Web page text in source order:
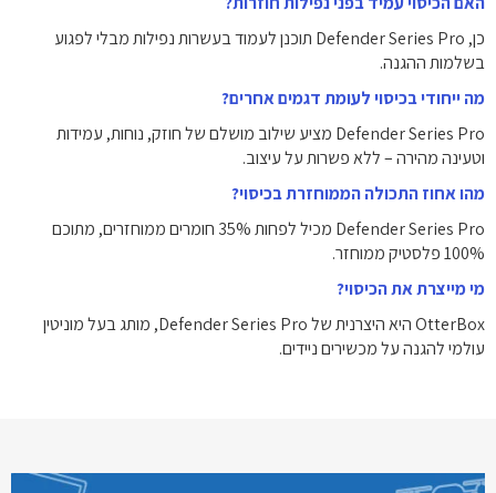
כן, Defender Series Pro תוכנן לעמוד בעשרות נפילות מבלי לפגוע
בשלמות ההגנה.
מה ייחודי בכיסוי לעומת דגמים אחרים?
Defender Series Pro מציע שילוב מושלם של חוזק, נוחות, עמידות
וטעינה מהירה – ללא פשרות על עיצוב.
מהו אחוז התכולה הממוחזרת בכיסוי?
Defender Series Pro מכיל לפחות 35% חומרים ממוחזרים, מתוכם
100% פלסטיק ממוחזר.
מי מייצרת את הכיסוי?
OtterBox היא היצרנית של Defender Series Pro, מותג בעל מוניטין
עולמי להגנה על מכשירים ניידים.